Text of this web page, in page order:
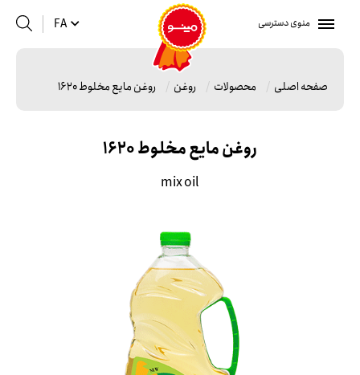
منوی دسترسی FA
صفحه اصلی محصولات روغن روغن مایع مخلوط 1620
روغن مایع مخلوط 1620
mix oil